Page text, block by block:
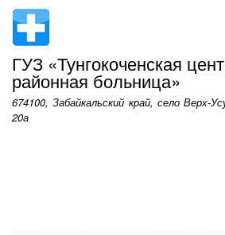
ГУЗ «Тунгокоченская
районная больница»
674100, Забайкальский край, село Верх-
20а